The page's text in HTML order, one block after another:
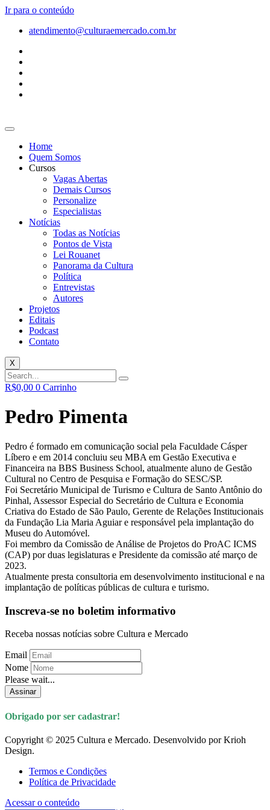
Ir para o conteúdo
atendimento@culturaemercado.com.br
Home
Quem Somos
Cursos
Vagas Abertas
Demais Cursos
Personalize
Especialistas
Notícias
Todas as Notícias
Pontos de Vista
Lei Rouanet
Panorama da Cultura
Política
Entrevistas
Autores
Projetos
Editais
Podcast
Contato
X
R$0,00 0 Carrinho
Pedro Pimenta
Pedro é formado em comunicação social pela Faculdade Cásper
Líbero e em 2014 concluiu seu MBA em Gestão Executiva e
Financeira na BBS Business School, atualmente aluno de Gestão
Cultural no Centro de Pesquisa e Formação do SESC/SP.
Foi Secretário Municipal de Turismo e Cultura de Santo Antônio do
Pinhal, Assessor Especial do Secretário de Cultura e Economia
Criativa do Estado de São Paulo, Gerente de Relações Institucionais
da Fundação Lia Maria Aguiar e responsável pela implantação do
Museu do Automóvel.
Foi membro da Comissão de Análise de Projetos do ProAC ICMS
(CAP) por duas legislaturas e Presidente da comissão até março de
2023.
Atualmente presta consultoria em desenvolvimento institucional e na
implantação de políticas públicas de cultura e turismo.
Inscreva-se no boletim informativo
Receba nossas notícias sobre Cultura e Mercado
Email
Nome
Please wait...
Assinar
Obrigado por ser cadastrar!
Copyright © 2025 Cultura e Mercado. Desenvolvido por Krioh
Design.
Termos e Condições
Política de Privacidade
Acessar o conteúdo